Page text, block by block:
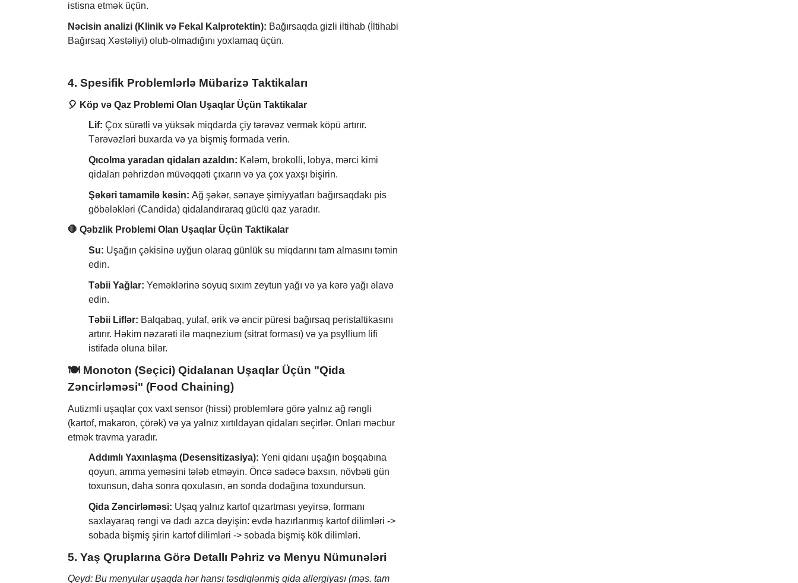
istisna etmək üçün.
Nəcisin analizi (Klinik və Fekal Kalprotektin): Bağırsaqda gizli iltihab (İltihabi
Bağırsaq Xəstəliyi) olub-olmadığını yoxlamaq üçün.
4. Spesifik Problemlərlə Mübarizə Taktikaları
🎈 Köp və Qaz Problemi Olan Uşaqlar Üçün Taktikalar
Lif: Çox sürətli və yüksək miqdarda çiy tərəvəz vermək köpü artırır.
Tərəvəzləri buxarda və ya bişmiş formada verin.
Qıcolma yaradan qidaları azaldın: Kələm, brokolli, lobya, mərci kimi
qidaları pəhrizdən müvəqqəti çıxarın və ya çox yaxşı bişirin.
Şəkəri tamamilə kəsin: Ağ şəkər, sənaye şirniyyatları bağırsaqdakı pis
göbələkləri (Candida) qidalandıraraq güclü qaz yaradır.
🛑 Qəbzlik Problemi Olan Uşaqlar Üçün Taktikalar
Su: Uşağın çəkisinə uyğun olaraq günlük su miqdarını tam almasını təmin
edin.
Təbii Yağlar: Yeməklərinə soyuq sıxım zeytun yağı və ya kərə yağı əlavə
edin.
Təbii Liflər: Balqabaq, yulaf, ərik və əncir püresi bağırsaq peristaltikasını
artırır. Həkim nəzarəti ilə maqnezium (sitrat forması) və ya psyllium lifi
istifadə oluna bilər.
🍽 Monoton (Seçici) Qidalanan Uşaqlar Üçün "Qida
Zəncirləməsi" (Food Chaining)
Autizmli uşaqlar çox vaxt sensor (hissi) problemlərə görə yalnız ağ rəngli
(kartof, makaron, çörək) və ya yalnız xırtıldayan qidaları seçirlər. Onları məcbur
etmək travma yaradır.
Addımlı Yaxınlaşma (Desensitizasiya): Yeni qidanı uşağın boşqabına
qoyun, amma yeməsini tələb etməyin. Öncə sadəcə baxsın, növbəti gün
toxunsun, daha sonra qoxulasın, ən sonda dodağına toxundursun.
Qida Zəncirləməsi: Uşaq yalnız kartof qızartması yeyirsə, formanı
saxlayaraq rəngi və dadı azca dəyişin: evdə hazırlanmış kartof dilimləri ->
sobada bişmiş şirin kartof dilimləri -> sobada bişmiş kök dilimləri.
5. Yaş Qruplarına Görə Detallı Pəhriz və Menyu Nümunələri
Qeyd: Bu menyular uşaqda hər hansı təsdiqlənmiş qida allergiyası (məs. tam